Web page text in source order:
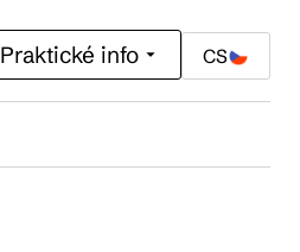
Praktické info CS